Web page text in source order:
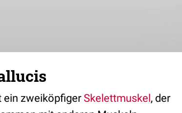
ein zweiköpfiger Skelettmuskel, der